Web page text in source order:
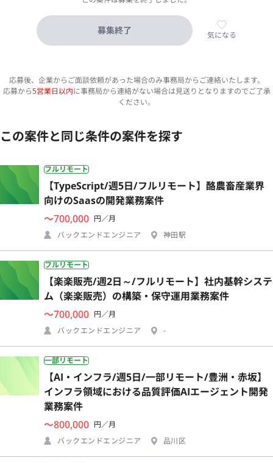
募集終了 気になる
応募後、企業からご面談依頼があった場合のみ事務局からご連絡いたします。
応募から5営業日以内に事務局から連絡がない場合は見送りとなりますのでご了承
ください。
この案件と同じ条件の案件を探す
フルリモート
【TypeScript/週5日/フルリモート】酪農畜産業界
向けのSaasの開発業務案件
〜700,000 円／月
バックエンドエンジニア
神田駅
フルリモート
【楽楽販売/週2日～/フルリモート】社内基幹システ
ム（楽楽販売）の構築・保守運用業務案件
〜700,000 円／月
バックエンドエンジニア
-
一部リモート
【AI・インフラ/週5日/一部リモート/豊洲・赤坂】
インフラ領域における品質評価AIエージェント開発
業務案件
〜800,000 円／月
バックエンドエンジニア
品川区